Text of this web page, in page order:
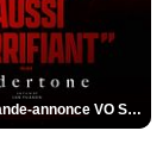
Undertone Bande-annonce VO STFR